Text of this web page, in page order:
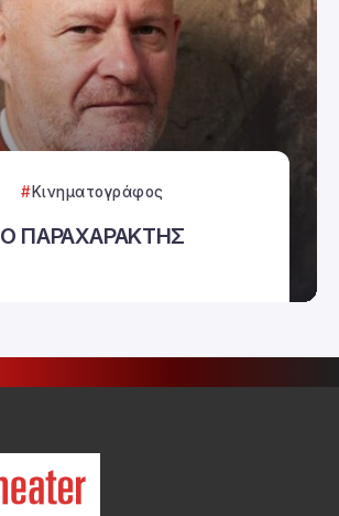
Κινηματογράφος
Ο ΠΑΡΑΧΑΡΑΚΤΗΣ